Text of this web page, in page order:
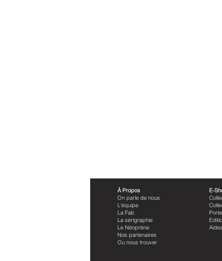
À Propos
On parle de nous
L'équipe
La Fab
La sérigraphie
Le Néoprène
Nos partenaires
Ou nous trouver
E-